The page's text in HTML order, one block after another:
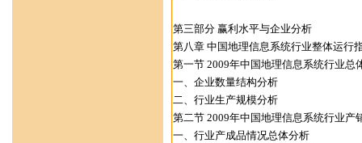
第三部分 赢利水平与企业分析
第八章 中国地理信息系统行业整体运行
第一节 2009年中国地理信息系统行业总
一、企业数量结构分析
二、行业生产规模分析
第二节 2009年中国地理信息系统行业产
一、行业产成品情况总体分析